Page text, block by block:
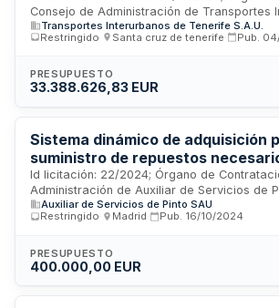
Consejo de Administración de Transportes
Tenerife S.A.U.; Importe: 33388626.83 EUR;
Transportes Interurbanos de Tenerife S.A.U.
Restringido
Santa cruz de tenerife Pub.
PRESUPUESTO
33.388.626,83 EUR
Sistema dinámico de adquisición
suministro de repuestos
taller mecánico de Aserpinto,
Id licitación: 22/2024; Órgano de
Administración de Auxiliar de Servicios de
100000 EUR; Estado: PUB
Auxiliar de Servicios de Pinto SAU
Restringido
Madrid Pub. 16/10/2024
PRESUPUESTO
400.000,00 EUR